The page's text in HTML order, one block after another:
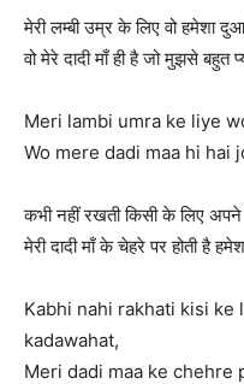
मेरी लम्बी उम्र के लिए वो हमेशा
वो मेरे दादी माँ ही है जो मुझसे बहुत
Meri lambi umra ke liye
Wo mere dadi maa hi hai
कभी नहीं रखती किसी के लिए
मेरी दादी माँ के चेहरे पर होती है
Kabhi nahi rakhati kisi ke
kadawahat,
Meri dadi maa ke chehre